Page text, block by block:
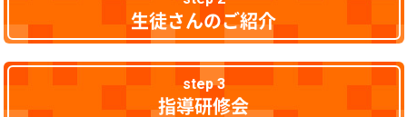
生徒さんのご紹介
step 3
指導研修会